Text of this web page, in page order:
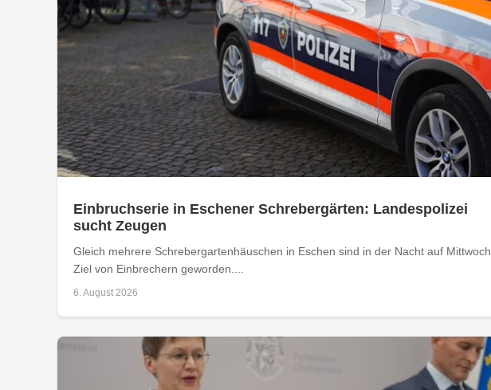
Einbruchserie in Eschener Schrebergärten: Landespolizei
sucht Zeugen
Gleich mehrere Schrebergartenhäuschen in Eschen sind in der Nacht auf Mittwoch
Ziel von Einbrechern geworden....
6. August 2026